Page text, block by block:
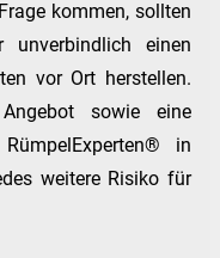
kommen, sollten
unverbindlich einen
vor Ort herstellen.
sowie eine
in
weitere Risiko für